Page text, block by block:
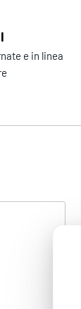
e in linea